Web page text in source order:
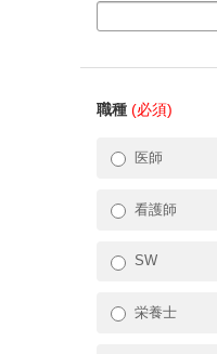
職種 (必須)
医師
看護師
SW
栄養士